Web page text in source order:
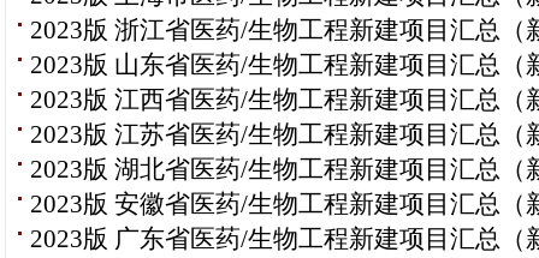
2023版 浙江省医药/生物工程新建项目汇总（
2023版 山东省医药/生物工程新建项目汇总（
2023版 江西省医药/生物工程新建项目汇总（
2023版 江苏省医药/生物工程新建项目汇总（
2023版 湖北省医药/生物工程新建项目汇总（
2023版 安徽省医药/生物工程新建项目汇总（
2023版 广东省医药/生物工程新建项目汇总（